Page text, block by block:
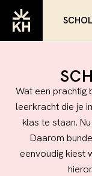
Wat een prachtig
leerkracht die je
klas te staan.
Daarom
eenvoudig kiest